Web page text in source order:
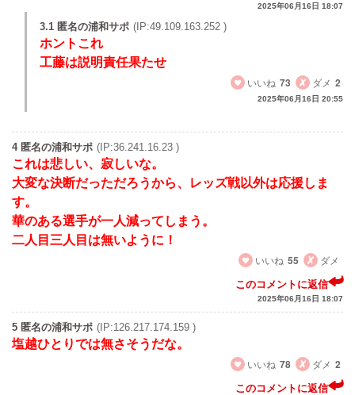
2025年06月16日 18:07
3.1 匿名の浦和サポ (IP:49.109.163.252 )
ホントこれ
工藤は説明責任果たせ
いいね 73 ダメ 2
2025年06月16日 20:55
4 匿名の浦和サポ (IP:36.241.16.23 )
これは悲しい、寂しいな。
大変な決断だっただろうから、レッズ戦以外は応援しま
す。
華のある選手が一人減ってしまう。
二人目三人目は無いように！
いいね 55 ダメ
このコメントに返信
2025年06月16日 18:07
5 匿名の浦和サポ (IP:126.217.174.159 )
塩越ひとりでは無さそうだな。
いいね 78 ダメ 2
このコメントに返信